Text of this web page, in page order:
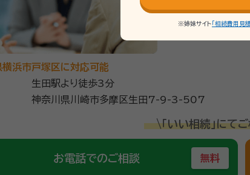
相続・遺言に関するご相談ならソワレ司法書士法人へ。 相続のご
終活にお悩みの方はお気軽にご相談ください。 相続の相談実績年間
軽にご相談ください。
司法書士、行政書士、相続診断士
神奈川県司法書士会・神奈川県行政書士会
浜市戸塚区に対応可能
生田駅より徒歩3分
神奈川県川崎市多摩区生田7-9-3-507
\「いい相続」にて
お電話でのご相談 無料
※姉妹サイト 「相続費用見